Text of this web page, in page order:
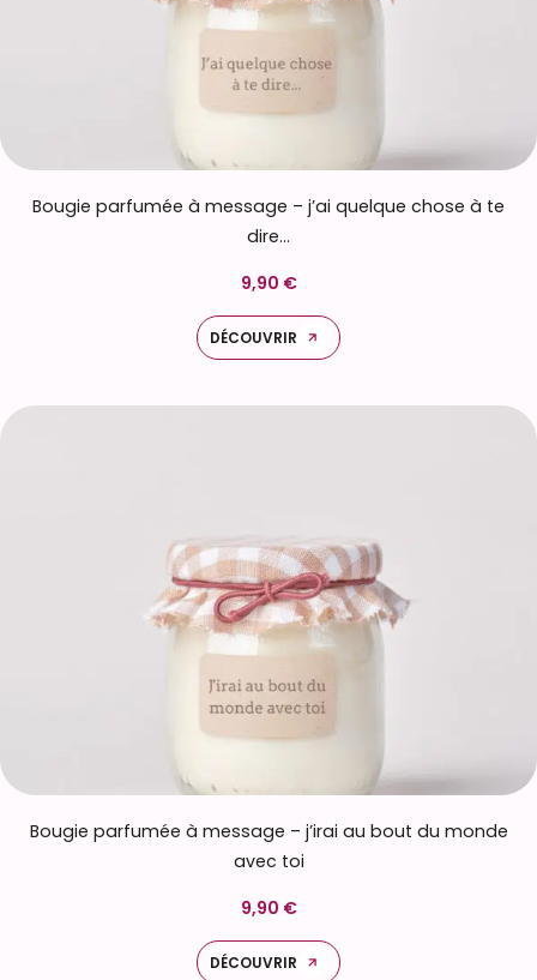
Bougie parfumée à message – j’ai quelque chose à te
dire…
9,90 €
DÉCOUVRIR
Bougie parfumée à message – j’irai au bout du monde
avec toi
9,90 €
DÉCOUVRIR